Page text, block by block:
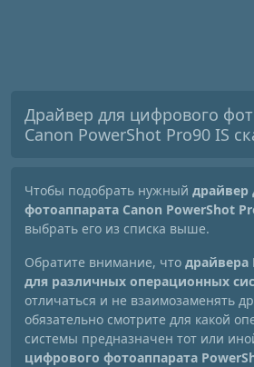
Драйвер для цифрового
Canon PowerShot Pro90 IS
Чтобы подобрать нужный драйвер
фотоаппарата Canon PowerShot
выбрать его из списка выше.
Обратите внимание, что драйвера
для различных операционных
отличаться и не взаимозаменять
обязательно смотрите для какой
системы предназначен тот или
цифрового фотоаппарата